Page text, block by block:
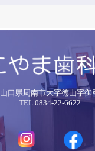
口県周南市大字徳山字御
TEL.0834-22-6622